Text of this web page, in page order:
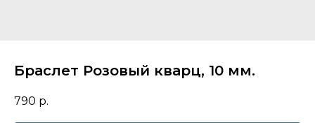
Браслет Розовый кварц, 10 мм.
790 р.